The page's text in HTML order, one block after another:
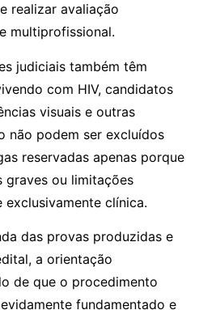
realizar avaliação
multiprofissional.
judiciais também têm
com HIV, candidatos
visuais e outras
não podem ser excluídos
reservadas apenas porque
graves ou limitações
exclusivamente clínica.
das provas produzidas e
a orientação
de que o procedimento
fundamentado e